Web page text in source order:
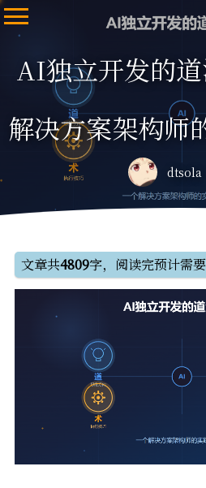
AI独立开发的
解决方案架构师
dtsola
文章共4809字，阅读完预计需要